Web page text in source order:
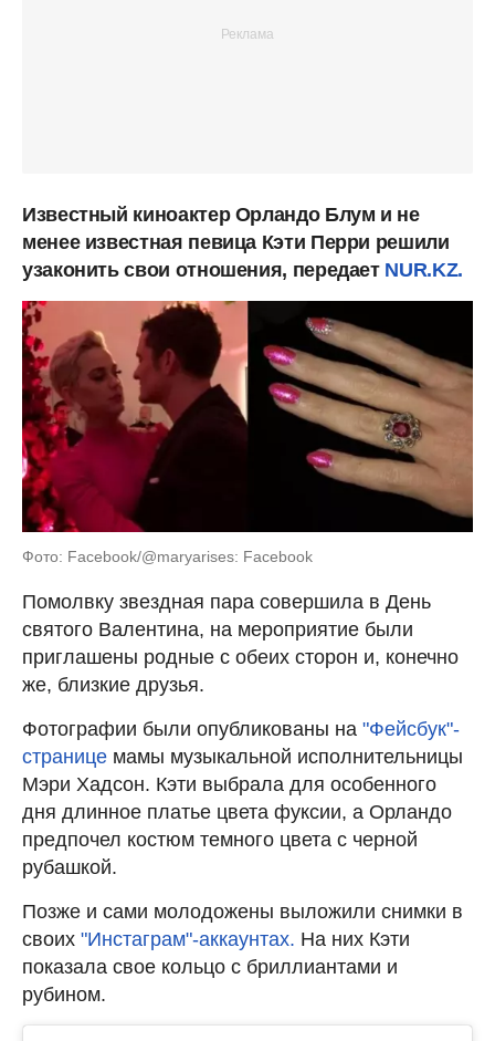
Известный киноактер Орландо Блум и не
менее известная певица Кэти Перри решили
узаконить свои отношения, передает NUR.KZ.
Фото: Facebook/@maryarises: Facebook
Помолвку звездная пара совершила в День
святого Валентина, на мероприятие были
приглашены родные с обеих сторон и, конечно
же, близкие друзья.
Фотографии были опубликованы на "Фейсбук"-
странице мамы музыкальной исполнительницы
Мэри Хадсон. Кэти выбрала для особенного
дня длинное платье цвета фуксии, а Орландо
предпочел костюм темного цвета с черной
рубашкой.
Позже и сами молодожены выложили снимки в
своих "Инстаграм"-аккаунтах. На них Кэти
показала свое кольцо с бриллиантами и
рубином.